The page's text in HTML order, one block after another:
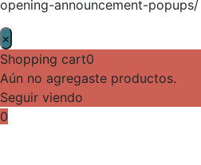
opening-announcement-popups/
×
Shopping cart0
Aún no agregaste productos.
Seguir viendo
0